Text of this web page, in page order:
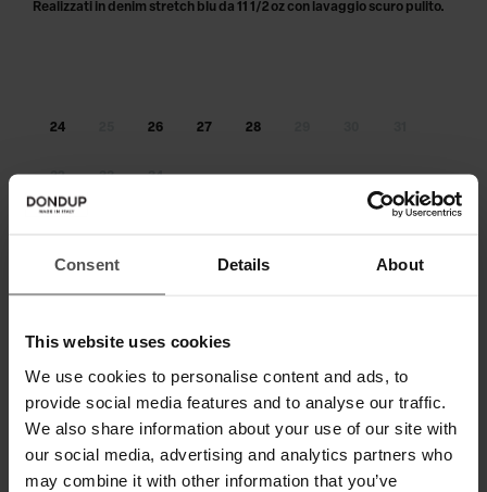
Consent Details About
This website uses cookies
We use cookies to personalise content and ads, to
provide social media features and to analyse our traffic.
We also share information about your use of our site with
our social media, advertising and analytics partners who
may combine it with other information that you’ve
24 26 27 28
32 33 34
Realizzati in denim stretch blu da 11 1/2 oz con lavaggio scuro pulito.
SPEDIZIONE E RESO
SPECIFICHE TECNICHE